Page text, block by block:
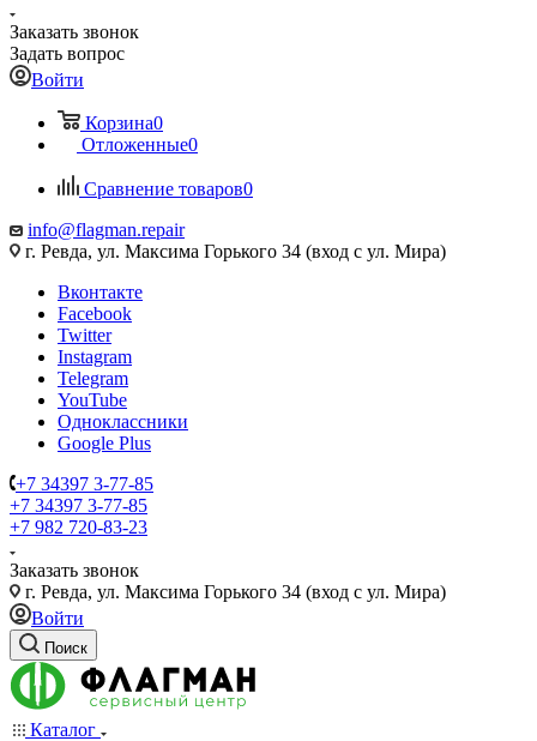
Заказать звонок
Задать вопрос
Войти
Корзина0
Отложенные0
Сравнение товаров0
info@flagman.repair
г. Ревда, ул. Максима Горького 34 (вход с ул. Мира)
Вконтакте
Facebook
Twitter
Instagram
Telegram
YouTube
Одноклассники
Google Plus
+7 34397 3-77-85
+7 34397 3-77-85
+7 982 720-83-23
Заказать звонок
г. Ревда, ул. Максима Горького 34 (вход с ул. Мира)
Войти
Поиск
Каталог